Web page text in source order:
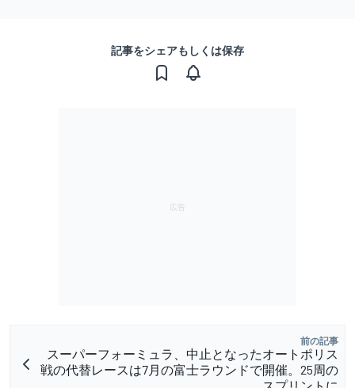
記事をシェアもしくは保存
前の記事
スーパーフォーミュラ、中止となったオートポリス
戦の代替レースは7月の富士ラウンドで開催。25周の